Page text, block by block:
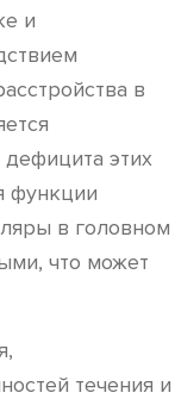
и
в
этих
функции
в головном
что может
течения и